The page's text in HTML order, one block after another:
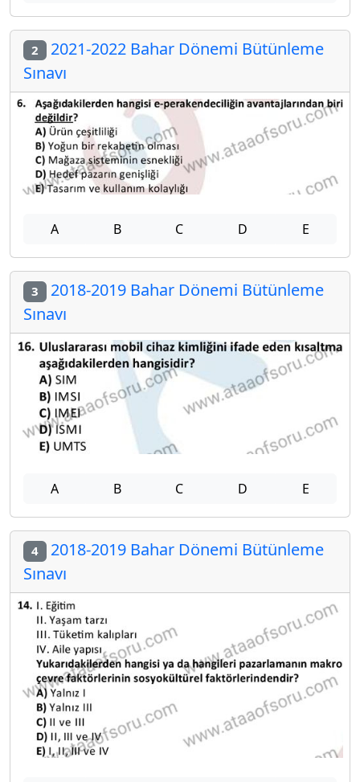
2 2021-2022 Bahar Dönemi Bütünleme
Sınavı
A B C D E
3 2018-2019 Bahar Dönemi Bütünleme
Sınavı
A B C D E
4 2018-2019 Bahar Dönemi Bütünleme
Sınavı